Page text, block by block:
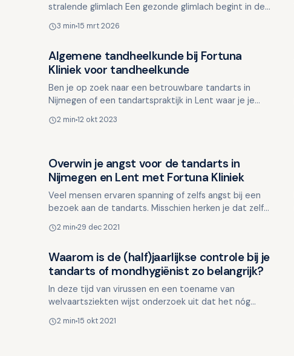
stralende glimlach Een gezonde glimlach begint in de
ernaa…
3 min 15 mrt 2026
Overig nieuws
Algemene tandheelkunde bij Fortuna
Kliniek voor tandheelkunde
Ben je op zoek naar een betrouwbare tandarts in
Nijmegen of een tandartspraktijk in Lent waar je je
tandhe…
2 min 12 okt 2023
Overig nieuws
Overwin je angst voor de tandarts in
Nijmegen en Lent met Fortuna Kliniek
Veel mensen ervaren spanning of zelfs angst bij een
bezoek aan de tandarts. Misschien herken je dat zelf
2 min 29 dec 2021
Overig nieuws
Waarom is de (half)jaarlijkse controle bij je
tandarts of mondhygiënist zo belangrijk?
In deze tijd van virussen en een toename van
welvaartsziekten wijst onderzoek uit dat het nóg
gaten te houden. …
2 min 15 okt 2021